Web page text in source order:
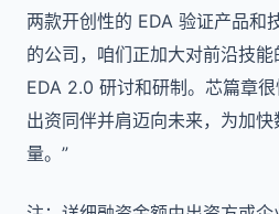
两款开创性的 EDA 验证产品和
的公司，咱们正加大对前沿技
EDA 2.0 研讨和研制。芯篇章
出资同伴并肩迈向未来，为加
量。”